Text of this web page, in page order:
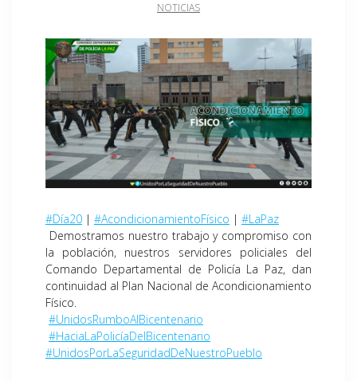
NOTICIAS
#Día20 | #AcondicionamientoFísico | #LaPaz
Demostramos nuestro trabajo y compromiso con
la población, nuestros servidores policiales del
Comando Departamental de Policía La Paz, dan
continuidad al Plan Nacional de Acondicionamiento
Físico.
#UnidosRumboAlBicentenario
#HaciaLaPolicíaDelBicentenario
#UnidosPorLaSeguridadDeNuestroPueblo